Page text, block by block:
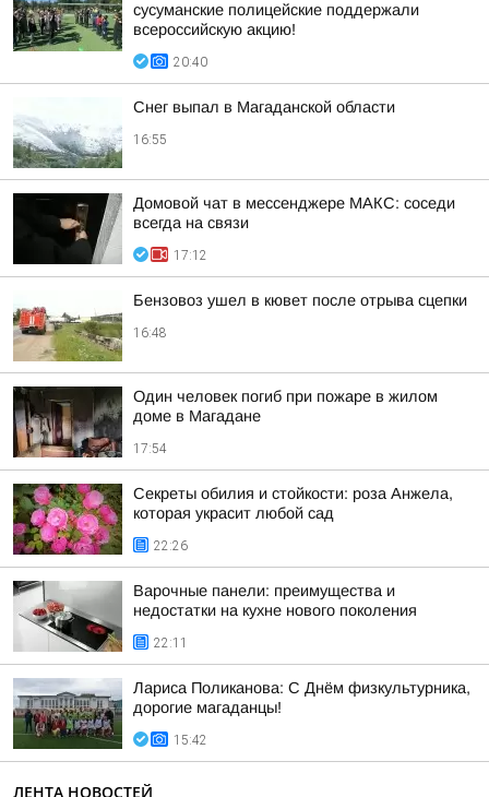
сусуманские полицейские поддержали
всероссийскую акцию!
20:40
Снег выпал в Магаданской области
16:55
Домовой чат в мессенджере MAКС: соседи
всегда на связи
17:12
Бензовоз ушел в кювет после отрыва сцепки
16:48
Один человек погиб при пожаре в жилом
доме в Магадане
17:54
Секреты обилия и стойкости: роза Анжела,
которая украсит любой сад
22:26
Варочные панели: преимущества и
недостатки на кухне нового поколения
22:11
Лариса Поликанова: С Днём физкультурника,
дорогие магаданцы!
15:42
ЛЕНТА НОВОСТЕЙ